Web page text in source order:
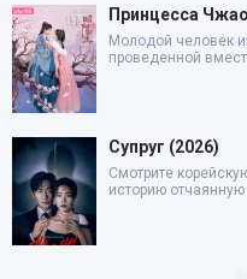
Принцесса
Молодой человек
проведенной
Супруг (2026)
Смотрите
историю отчаянную